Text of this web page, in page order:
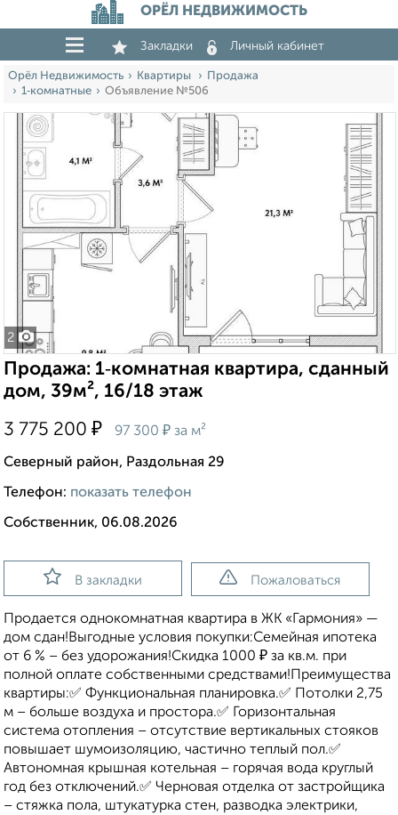
ОРЁЛ НЕДВИЖИМОСТЬ
Закладки Личный кабинет
Орёл Недвижимость Квартиры
Продажа
1‑комнатные
Объявление №506
2
Продажа: 1‑комнатная квартира, сданный
дом, 39м², 16/18 этаж
3 775 200 ₽ 97 300 ₽ за м²
Северный район, Раздольная 29
Телефон: показать телефон
Собственник, 06.08.2026
В закладки Пожаловаться
Продается однокомнатная квартира в ЖК «Гармония» —
дом сдан!Выгодные условия покупки:Семейная ипотека
от 6 % – без удорожания!Скидка 1000 ₽ за кв.м. при
полной оплате собственными средствами!Преимущества
квартиры:✅ Функциональная планировка.✅ Потолки 2,75
м – больше воздуха и простора.✅ Горизонтальная
система отопления – отсутствие вертикальных стояков
повышает шумоизоляцию, частично теплый пол.✅
Автономная крышная котельная – горячая вода круглый
год без отключений.✅ Черновая отделка от застройщика
– стяжка пола, штукатурка стен, разводка электрики,